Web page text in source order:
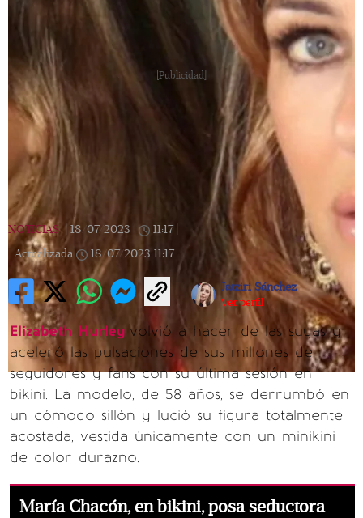
[Publicidad]
NOTICIAS 18/07/2023 11:17
Actualizada
18/07/2023 11:17
Jatziri Sánchez
Ver perfil
Elizabeth Hurley volvió a hacer de las suyas y
aceleró las pulsaciones de sus millones de
seguidores y fans con su última sesión en
bikini. La modelo, de 58 años, se derrumbó en
un cómodo sillón y lució su figura totalmente
acostada, vestida únicamente con un minikini
de color durazno.
María Chacón, en bikini, posa seductora